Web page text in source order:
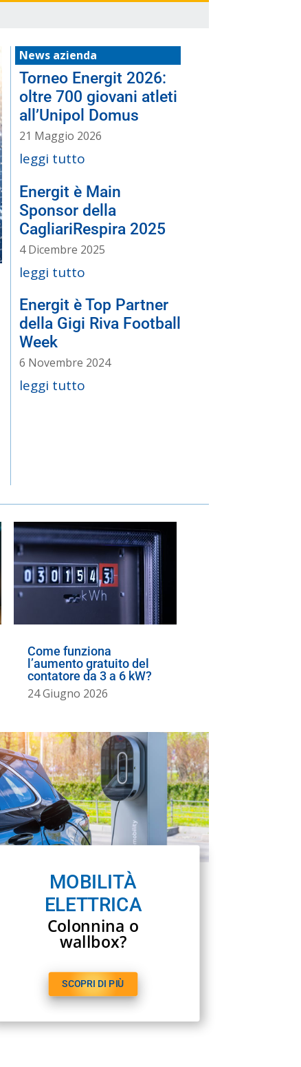
News azienda
Torneo Energit 2026:
oltre 700 giovani atleti
all’Unipol Domus
21 Maggio 2026
leggi tutto
Energit è Main
Sponsor della
CagliariRespira 2025
4 Dicembre 2025
leggi tutto
Energit è Top Partner
della Gigi Riva Football
Week
6 Novembre 2024
leggi tutto
Come funziona
l’aumento gratuito del
contatore da 3 a 6 kW?
24 Giugno 2026
MOBILITÀ
ELETTRICA
Colonnina o
wallbox?
SCOPRI DI PIÙ